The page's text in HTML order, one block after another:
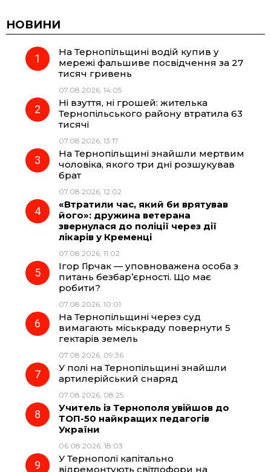
c
e
o
k
e
r
a
t
A
НОВИНИ
На Тернопільщині водій купив у
мережі фальшиве посвідчення за 27
тисяч гривень
07.08.2026, 14:05
Ні взуття, ні грошей: жителька
Тернопільського району втратила 63
тисячі
07.08.2026, 13:17
На Тернопільщині знайшли мертвим
чоловіка, якого три дні розшукував
брат
07.08.2026, 12:02
«Втратили час, який би врятував
його»: дружина ветерана
звернулася до поліції через дії
лікарів у Кременці
07.08.2026, 11:02
Ігор Гірчак — уповноважена особа з
питань безбар’єрності. Що має
робити?
07.08.2026, 10:01
На Тернопільщині через суд
вимагають міськраду повернути 5
гектарів земель
07.08.2026, 09:36
У полі на Тернопільщині знайшли
артилерійський снаряд
07.08.2026, 08:25
Учитель із Тернополя увійшов до
ТОП-50 найкращих педагогів
України
06.08.2026, 18:03
У Тернополі капітально
відремонтують світлофори на